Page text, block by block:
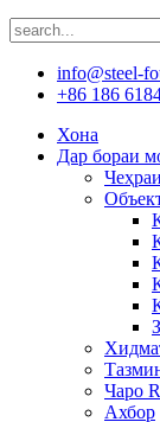
info@steel-
+86 186
Хона
Дар бораи
Чаро
Ахбор